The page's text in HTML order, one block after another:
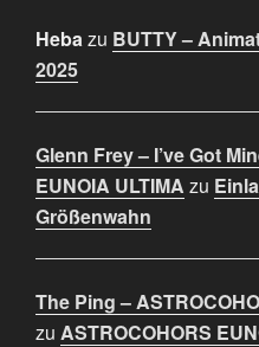
Hebazu BUTTY –
2025
Glenn Frey – I’ve Got
EUNOIA ULTIMA zu
Größenwahn
The Ping –
zu ASTROCOHORS